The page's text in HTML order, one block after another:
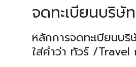
จดทะเบียนบริษั
หลักการจดทะเบียนบ
ใส่คำว่า ทัวร์ /